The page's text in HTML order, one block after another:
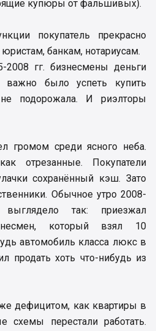
купюры от фальшивых).
покупатель прекрасно
банкам, нотариусам.
2008 гг. бизнесмены деньги
важно было успеть купить
подорожала. И риэлторы
громом среди ясного неба.
отрезанные. Покупатели
сохранённый кэш. Зато
Обычное утро 2008-
так: приезжал
который взял 10
автомобиль класса люкс в
продать хоть что-нибудь из
дефицитом, как квартиры в
схемы перестали работать.